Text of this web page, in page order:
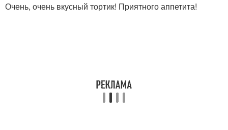
Очень, очень вкусный тортик! Приятного аппетита!